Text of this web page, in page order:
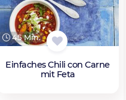
45 Min.
Einfaches Chili con Carne
mit Feta